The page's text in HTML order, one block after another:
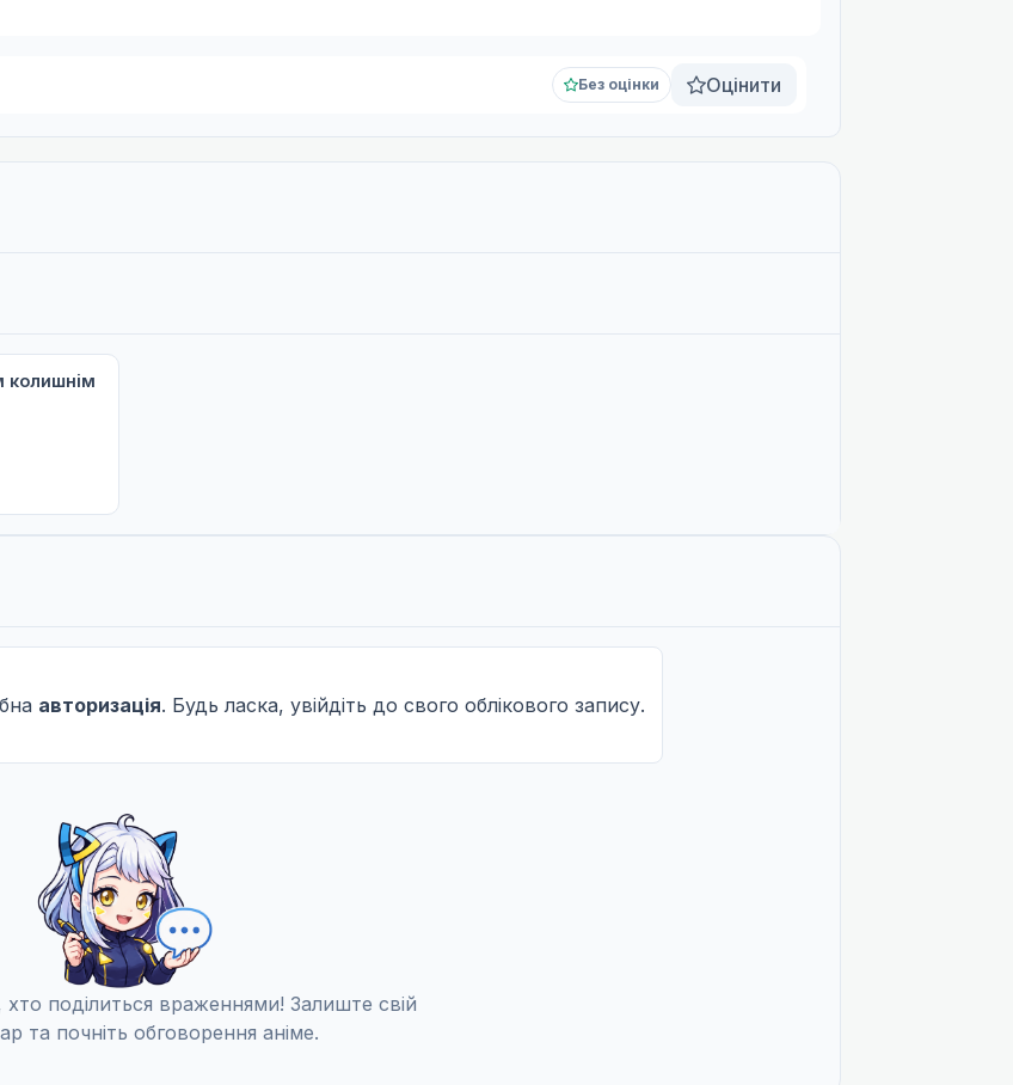
Без оцінки Оцінити
колишнім
авторизація. Будь ласка, увійдіть до свого облікового запису.
поділиться враженнями! Залиште свій
та почніть обговорення аніме.